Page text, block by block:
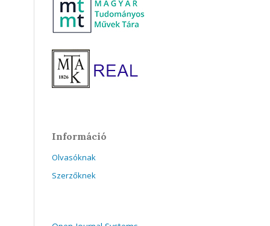
Információ
Olvasóknak
Szerzőknek